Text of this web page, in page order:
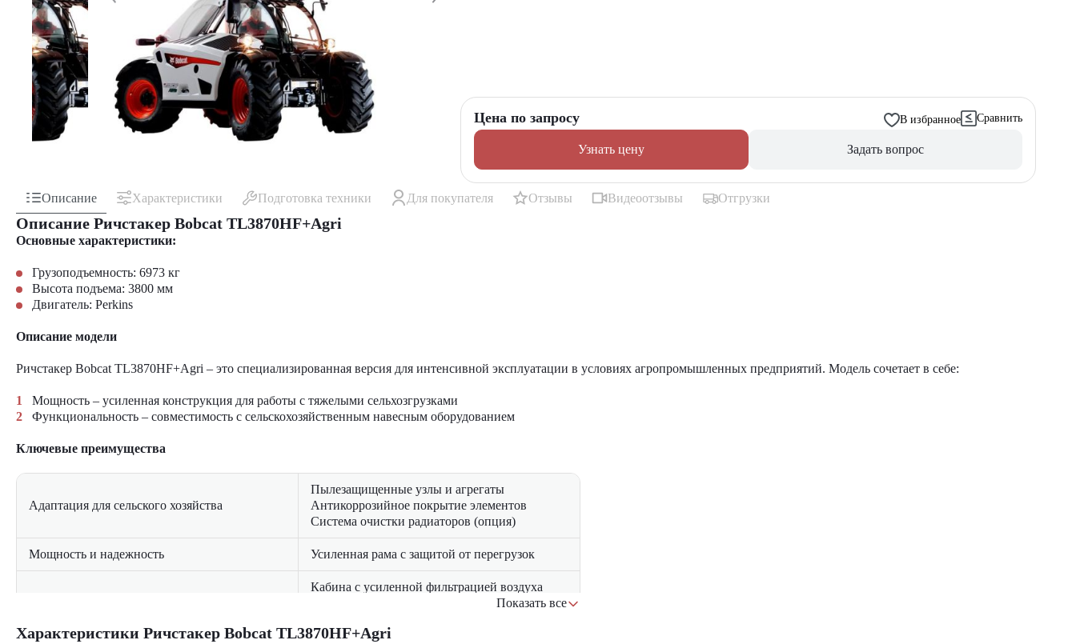
Цена по запросу В избранное Сравнить
Узнать цену Задать вопрос
Описание Характеристики Подготовка техники Для покупателя Отзывы Видеоотзывы Отгрузки
Описание Ричстакер Bobcat TL3870HF+Agri
Основные характеристики:
Грузоподъемность: 6973 кг
Высота подъема: 3800 мм
Двигатель: Perkins
Описание модели
Ричстакер Bobcat TL3870HF+Agri – это специализированная версия для интенсивной эксплуатации в условиях агропромышленных предприятий. Модель сочетает в себе:
Мощность – усиленная конструкция для работы с тяжелыми сельхозгрузками
Функциональность – совместимость с сельскохозяйственным навесным оборудованием
Ключевые преимущества
Адаптация для сельского хозяйства
Пылезащищенные узлы и агрегаты
Антикоррозийное покрытие элементов
Система очистки радиаторов (опция)
Мощность и надежность Усиленная рама с защитой от перегрузок
Кабина с усиленной фильтрацией воздуха
Подвесное сиденье с виброгашениемПоказать все
Характеристики Ричстакер Bobcat TL3870HF+Agri